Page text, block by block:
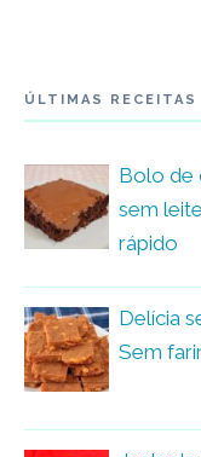
ÚLTIMAS RECEITAS
Bolo de
sem
rápido
Delícia
Sem